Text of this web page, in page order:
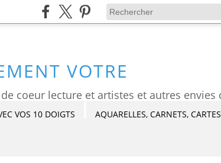
VOTRE
VOS 10 DOIGTS AQUARELLES, CARNETS, CARTES